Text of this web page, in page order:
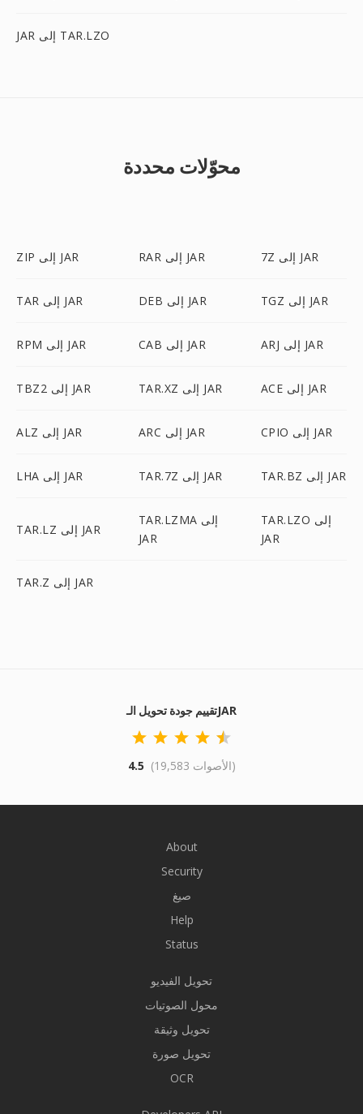
JAR إلى TAR.LZO
محوّلات محددة
ZIP إلى JAR RAR إلى JAR 7Z إلى JAR
TAR إلى JAR DEB إلى JAR TGZ إلى JAR
RPM إلى JAR CAB إلى JAR ARJ إلى JAR
TBZ2 إلى JAR TAR.XZ إلى JAR ACE إلى JAR
ALZ إلى JAR ARC إلى JAR CPIO إلى JAR
LHA إلى JAR TAR.7Z إلى JAR TAR.BZ إلى JAR
TAR.LZ إلى JAR
TAR.LZMA إلى
JAR
TAR.LZO إلى
JAR
TAR.Z إلى JAR
تقييم جودة تحويل الـJAR
4.5 (19,583 الأصوات)
About
Security
صيغ
Help
Status
تحويل الفيديو
محول الصوتيات
تحويل وثيقة
تحويل صورة
OCR